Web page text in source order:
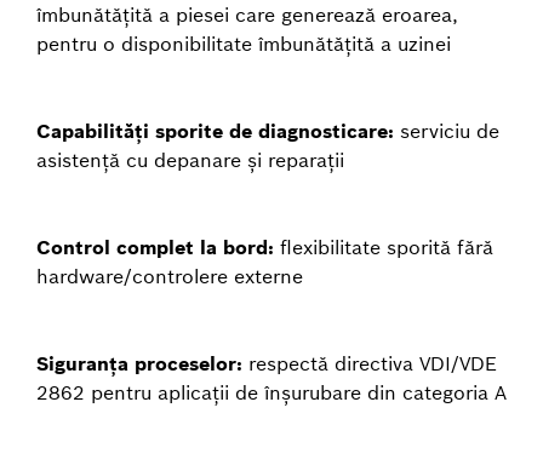
îmbunătățită a piesei care generează eroarea,
pentru o disponibilitate îmbunătățită a uzinei
Capabilități sporite de diagnosticare: serviciu de
asistență cu depanare și reparații
Control complet la bord: flexibilitate sporită fără
hardware/controlere externe
Siguranța proceselor: respectă directiva VDI/VDE
2862 pentru aplicații de înșurubare din categoria A